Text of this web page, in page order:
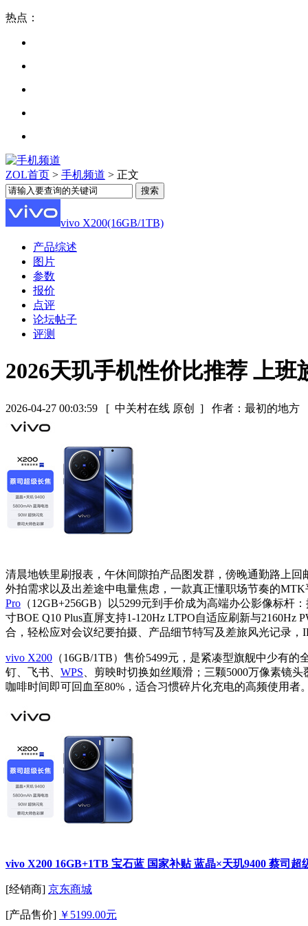
热点：
ZOL首页 > 手机频道 > 正文
vivo X200(16GB/1TB)
产品综述
图片
参数
报价
点评
论坛帖子
评测
2026天玑手机性价比推荐 上
2026-04-27 00:03:59 [ 中关村在线 原创 ] 作者：最初的地方
清晨地铁里刷报表，午休间隙拍产品图发群，傍晚通勤路上
外拍需求以及出差途中电量焦虑，一款真正懂职场节奏的
Pro （12GB+256GB）以5299元到手价成为高端办公影像标杆
寸BOE Q10 Plus直屏支持1-120Hz LTPO自适应刷新与
合，轻松应对会议纪要拍摄、产品细节特写及差旅风光记录
vivo X200 （16GB/1TB）售价5499元，是紧凑型旗舰中少有
钉、飞书、 WPS 、剪映时切换如丝顺滑；三颗5000万像素镜
咖啡时间即可回血至80%，适合习惯碎片化充电的高频使用者
vivo X200 16GB+1TB 宝石蓝 国家补贴 蓝晶×天玑9400 蔡司
[经销商] 京东商城
[产品售价] ￥5199.00元